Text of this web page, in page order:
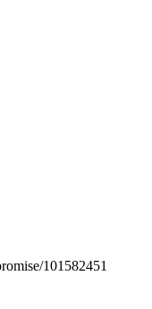
101582451